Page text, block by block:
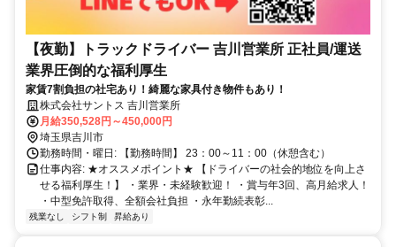
【夜勤】トラックドライバー 吉川営業所 正社員/運送
業界圧倒的な福利厚生
家賃7割負担の社宅あり！綺麗な家具付き物件もあり！
株式会社サントス 吉川営業所
月給350,528円～450,000円
埼玉県吉川市
勤務時間・曜日: 【勤務時間】 23：00～11：00（休憩含む）
仕事内容: ★オススメポイント★ 【ドライバーの社会的地位を向上さ
せる福利厚生！】 ・業界・未経験歓迎！ ・賞与年3回、高月給求人！
・中型免許取得、全額会社負担 ・永年勤続表彰...
残業なし シフト制 昇給あり